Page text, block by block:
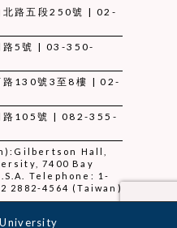
北路五段250號 | 02-
路5號 | 03-350-
路130號3至8樓 | 02-
路105號 | 082-355-
Hall,
7400 Bay
Telephone: 1-
2882-4564 (Taiwan)